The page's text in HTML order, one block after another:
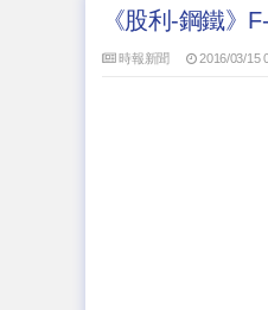
《股利-鋼鐵》
時報新聞 2016/03/15